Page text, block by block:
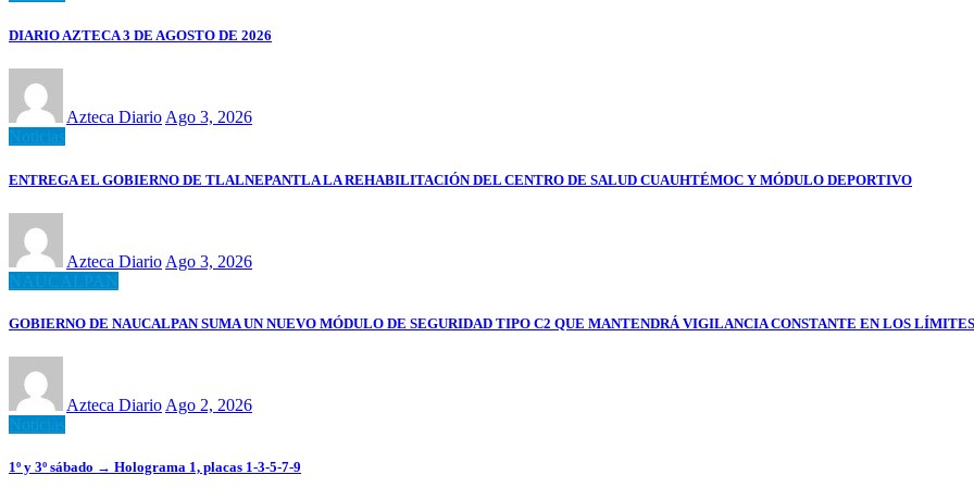
DIARIO AZTECA 3 DE AGOSTO DE 2026
Azteca Diario Ago 3, 2026
ENTREGA EL GOBIERNO DE TLALNEPANTLA LA REHABILITACIÓN DEL CENTRO DE SALUD CUAUHTÉMOC Y MÓDULO DEPORTIVO
Azteca Diario Ago 3, 2026
GOBIERNO DE NAUCALPAN SUMA UN NUEVO MÓDULO DE SEGURIDAD TIPO C2 QUE MANTENDRÁ VIGILANCIA CONSTANTE EN LOS
Azteca Diario Ago 2, 2026
1º y 3º sábado → Holograma 1, placas 1-3-5-7-9